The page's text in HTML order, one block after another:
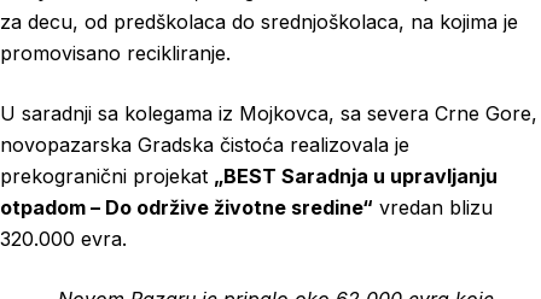
za decu, od predškolaca do srednjoškolaca, na kojima je
promovisano recikliranje.
U saradnji sa kolegama iz Mojkovca, sa severa Crne Gore,
novopazarska Gradska čistoća realizovala je
prekogranični projekat „BEST Saradnja u upravljanju
otpadom – Do održive životne sredine“ vredan blizu
320.000 evra.